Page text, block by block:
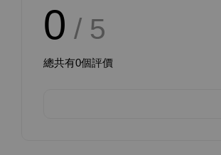
0 / 5
總共有0個評價